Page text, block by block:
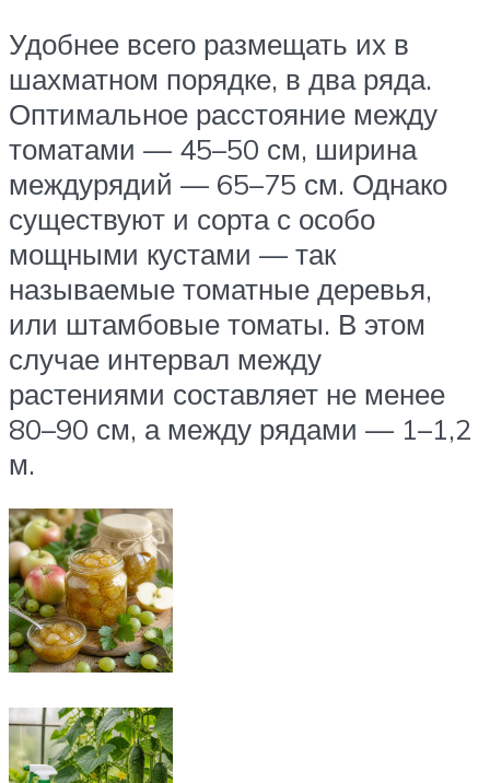
Удобнее всего размещать их в
шахматном порядке, в два ряда.
Оптимальное расстояние между
томатами — 45–50 см, ширина
междурядий — 65–75 см. Однако
существуют и сорта с особо
мощными кустами — так
называемые томатные деревья,
или штамбовые томаты. В этом
случае интервал между
растениями составляет не менее
80–90 см, а между рядами — 1–1,2
м.